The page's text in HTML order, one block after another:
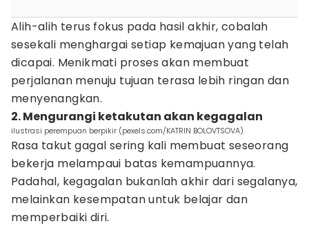
Alih-alih terus fokus pada hasil akhir, cobalah
sesekali menghargai setiap kemajuan yang telah
dicapai. Menikmati proses akan membuat
perjalanan menuju tujuan terasa lebih ringan dan
menyenangkan.
2. Mengurangi ketakutan akan kegagalan
ilustrasi perempuan berpikir (pexels.com/KATRIN BOLOVTSOVA)
Rasa takut gagal sering kali membuat seseorang
bekerja melampaui batas kemampuannya.
Padahal, kegagalan bukanlah akhir dari segalanya,
melainkan kesempatan untuk belajar dan
memperbaiki diri.